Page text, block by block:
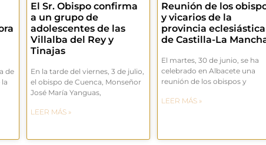
de
El Sr. Obispo confirma
a un grupo de
adolescentes de las
Villalba del Rey y
Tinajas
En la tarde del viernes, 3 de julio,
el obispo de Cuenca, Monseñor
José María Yanguas,
LEER MÁS »
Reunión de los
y vicarios de la
provincia eclesiástica
de Castilla-La
El martes, 30 de junio, se ha
celebrado en Albacete una
reunión de los obispos y
LEER MÁS »